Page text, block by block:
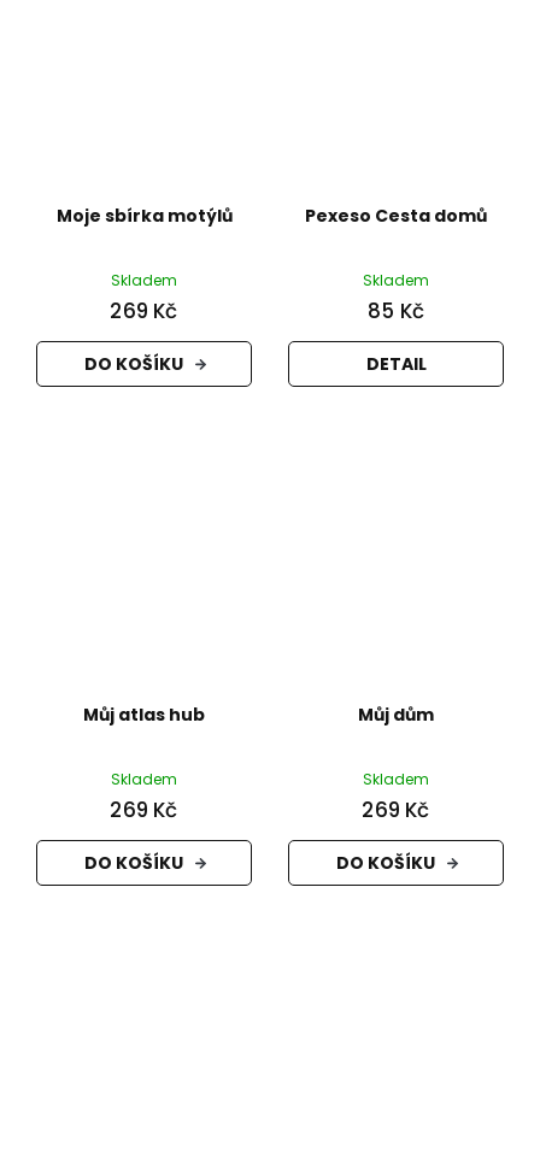
Moje sbírka motýlů
Skladem
269 Kč
DO KOŠÍKU
Pexeso Cesta domů
Skladem
85 Kč
DETAIL
Můj atlas hub
Skladem
269 Kč
DO KOŠÍKU
Můj dům
Skladem
269 Kč
DO KOŠÍKU